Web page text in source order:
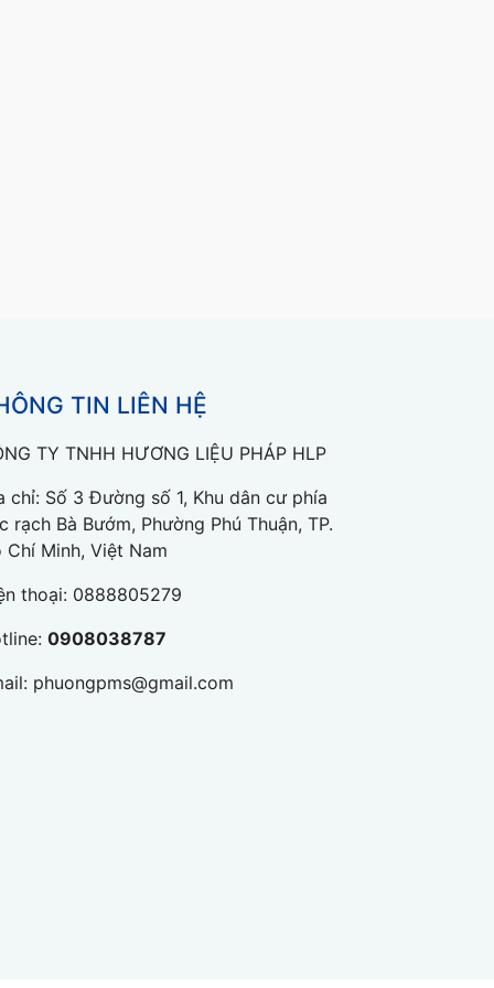
TIN LIÊN HỆ
TY TNHH HƯƠNG LIỆU PHÁP HLP
chỉ: Số 3 Đường số 1, Khu dân cư phía
rạch Bà Bướm, Phường Phú Thuận, TP.
Chí Minh, Việt Nam
thoại: 0888805279
0908038787
phuongpms@gmail.com